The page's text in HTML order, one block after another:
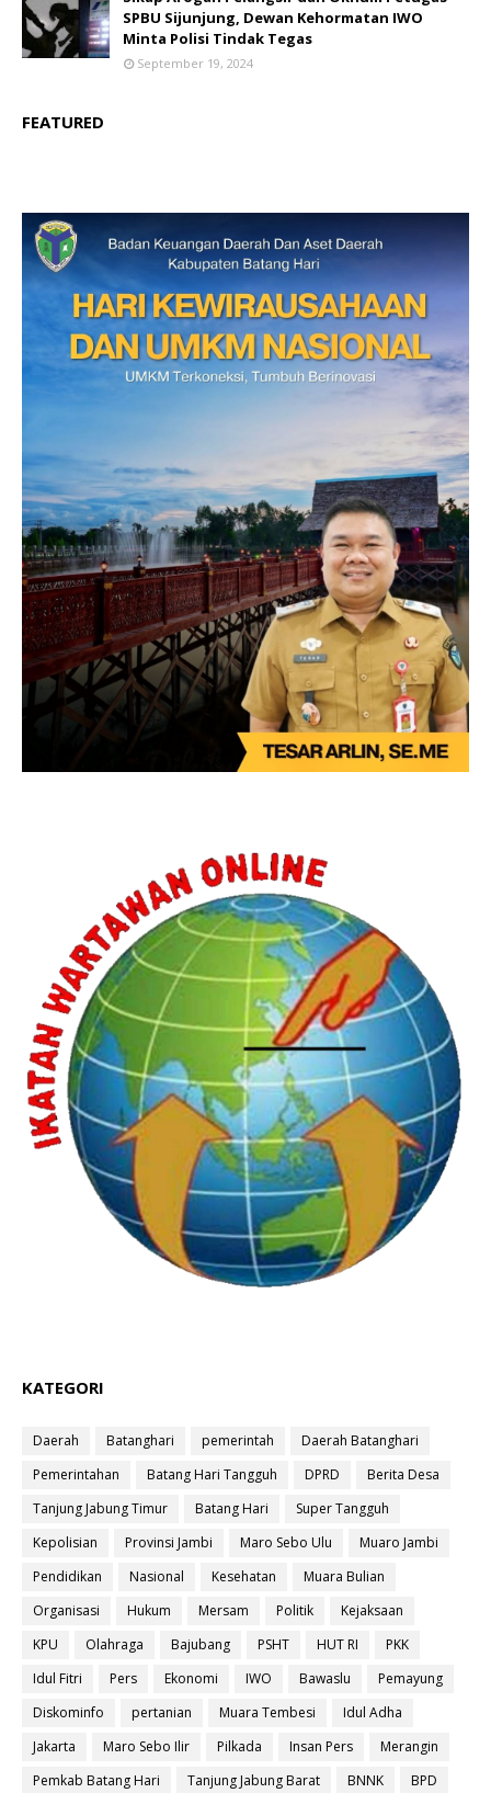
SPBU Sijunjung, Dewan Kehormatan IWO
Minta Polisi Tindak Tegas
September 19, 2024
FEATURED
KATEGORI
Daerah Batanghari pemerintah
Daerah Batanghari
Pemerintahan
Batang Hari Tangguh DPRD
Berita Desa
Tanjung Jabung Timur
Batang Hari
Super Tangguh
Kepolisian
Provinsi Jambi Maro Sebo Ulu
Muaro Jambi
Pendidikan
Nasional Kesehatan
Muara Bulian
Organisasi
Hukum Mersam Politik
Kejaksaan
KPU
Olahraga Bajubang PSHT HUT RI
PKK
Idul Fitri
Pers Ekonomi IWO Bawaslu
Pemayung
Diskominfo
pertanian Muara Tembesi
Idul Adha
Jakarta
Maro Sebo Ilir Pilkada Insan Pers
Merangin
Pemkab Batang Hari
Tanjung Jabung Barat BNNK
BPD